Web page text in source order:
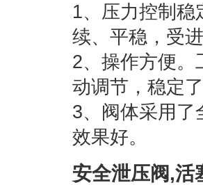
1、压力控制
续、平稳，受
2、操作方便。
动调节，稳定
3、阀体采用了
效果好。
安全泄压阀,活